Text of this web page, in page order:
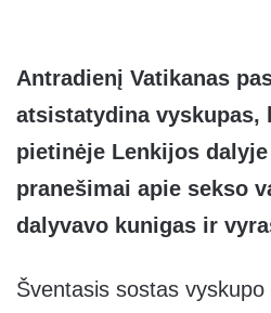
Antradienį Vatikanas
atsistatydina vyskupas,
pietinėje Lenkijos
pranešimai apie sekso
dalyvavo kunigas ir
Šventasis sostas